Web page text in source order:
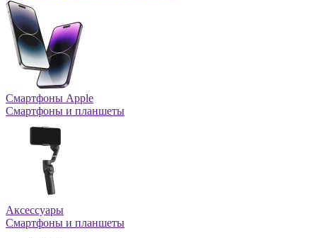
Смартфоны Apple
Смартфоны и планшеты
Аксессуары
Смартфоны и планшеты